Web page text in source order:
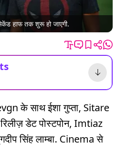
हाफ तक शुरू हो जाएगी.
के साथ ईशा गुप्ता, Sitare
डेट पोस्टपोन, Imtiaz
सिंह लाम्बा. Cinema से